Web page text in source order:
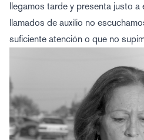
llegamos tarde y presenta justo a
llamados de auxilio no
suficiente atención o que no